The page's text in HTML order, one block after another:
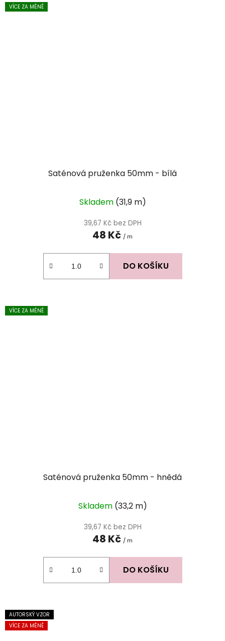
VÍCE ZA MÉNĚ
Saténová pruženka 50mm - bílá
Skladem (31,9 m)
39,67 Kč bez DPH
48 Kč / m
DO KOŠÍKU
VÍCE ZA MÉNĚ
Saténová pruženka 50mm - hnědá
Skladem (33,2 m)
39,67 Kč bez DPH
48 Kč / m
DO KOŠÍKU
AUTORSKÝ VZOR
VÍCE ZA MÉNĚ